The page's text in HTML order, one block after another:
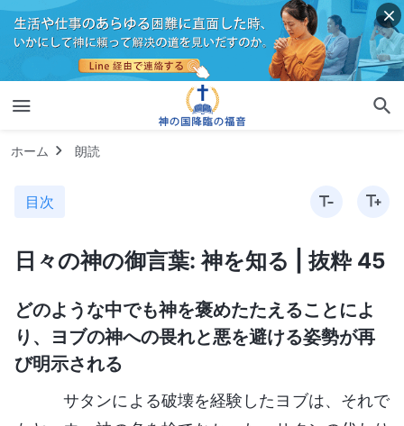
ホーム 朗読
目次
日々の神の御言葉: 神を知る | 抜粋 45
どのような中でも神を褒めたたえることによ
り、ヨブの神への畏れと悪を避ける姿勢が再
び明示される
サタンによる破壊を経験したヨブは、それで